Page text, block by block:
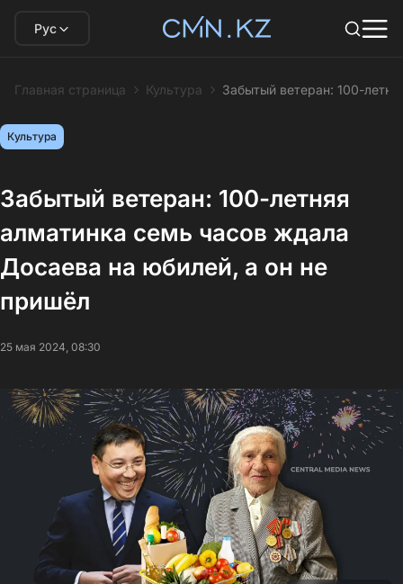
Рус
Главная страница Культура Забытый ветеран: 100-
Культура
Забытый ветеран: 100-летняя
алматинка семь часов ждала
Досаева на юбилей, а он не
пришёл
25 мая 2024, 08:30